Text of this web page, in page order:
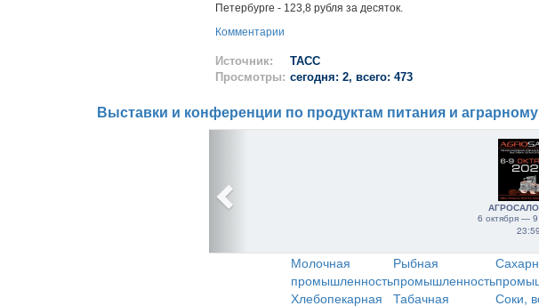
Петербурге - 123,8 рубля за десяток.
Комментарии
Источник:
ТАСС
Просмотры: сегодня: 2, всего: 473
Выставки и конференции по продуктам питания и
6 октября — 9
23:59
Молочная
промышленность
Рыбная
промышленность
Хлебопекарная
Табачная Соки,